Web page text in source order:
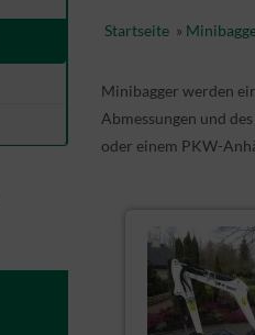
Startseite»
Minibagger werden
Abmessungen und
oder einem PKW-